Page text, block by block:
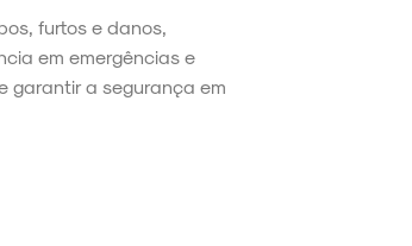
furtos e danos,
em emergências e
garantir a segurança em